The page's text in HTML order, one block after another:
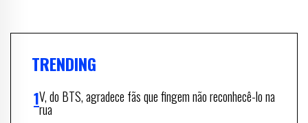
TRENDING
V, do BTS, agradece fãs que fingem não reconhecê-lo na
rua